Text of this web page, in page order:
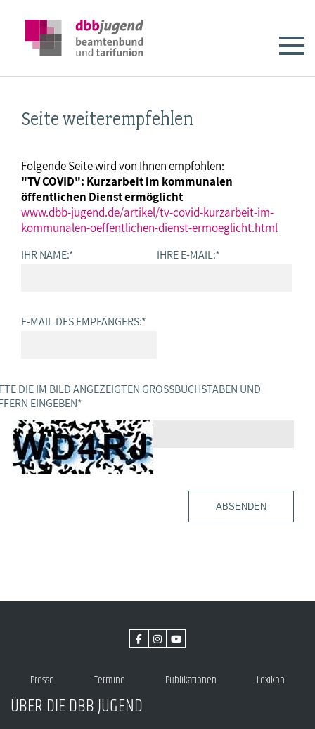
Seite weiterempfehlen
Folgende Seite wird von Ihnen empfohlen:
"TV COVID": Kurzarbeit im kommunalen
öffentlichen Dienst ermöglicht
www.dbb-jugend.de/artikel/tv-covid-kurzarbeit-im-
kommunalen-oeffentlichen-dienst-ermoeglicht.html
IHR NAME:* IHRE E-MAIL:*
E-MAIL DES EMPFÄNGERS:*
DIE IM BILD ANGEZEIGTEN GROSSBUCHSTABEN UND Z
EINGEBEN *
ABSENDEN
Presse Termine Publikationen Lexikon
ÜBER DIE DBB JUGEND